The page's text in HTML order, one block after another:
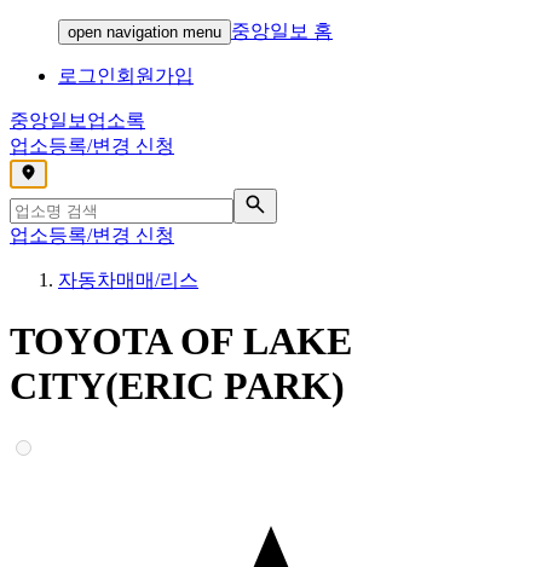
open navigation menu 중앙일보 홈
로그인회원가입
중앙일보 업소록
업소등록/변경 신청
,
업소등록/변경 신청
자동차매매/리스
TOYOTA OF LAKE
CITY(ERIC PARK)